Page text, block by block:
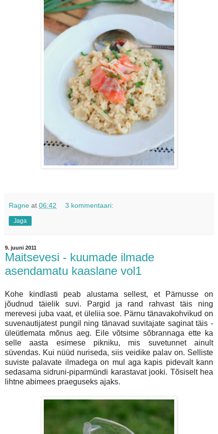
Ragne at 06:42 3 kommentaari:
Jaga
9. juuni 2011
Maitsevesi - kuumade ilmade
asendamatu kaaslane vol1
Kohe kindlasti peab alustama sellest, et Pärnusse on
jõudnud täielik suvi. Pargid ja rand rahvast täis ning
merevesi juba vaat, et üleliia soe. Pärnu tänavakohvikud on
suvenautijatest pungil ning tänavad suvitajate saginat täis -
üleütlemata mõnus aeg. Eile võtsime sõbrannaga ette ka
selle aasta esimese pikniku, mis suvetunnet ainult
süvendas. Kui nüüd nuriseda, siis veidike palav on. Selliste
suviste palavate ilmadega on mul aga kapis pidevalt kann
sedasama sidruni-piparmündi karastavat jooki. Tõsiselt hea
lihtne abimees praeguseks ajaks.